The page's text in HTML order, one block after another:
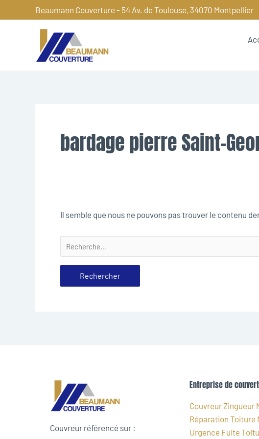
au
Beaumann Couverture - 54 Av. de Toulouse, 34070 Montpellier
bardage pierre Saint-
Il semble que nous ne pouvons pas trouver le contenu
Couvreur référencé sur :
Entreprise de
Couvreur Zingueur
Réparation Toiture
Urgence Fuite